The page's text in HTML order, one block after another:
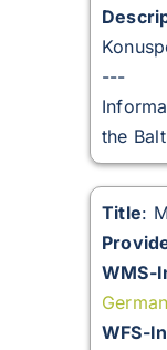
---
the
Title:
WMS-
WFS-